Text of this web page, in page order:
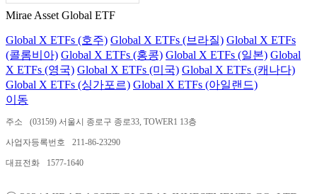
Mirae Asset Global ETF
Global X ETFs (호주) Global X ETFs (브라질) Global X ETFs
(콜롬비아) Global X ETFs (홍콩) Global X ETFs (일본) Global
X ETFs (영국) Global X ETFs (미국) Global X ETFs (캐나다)
Global X ETFs (싱가포르) Global X ETFs (아일랜드)
이동
주소 (03159) 서울시 종로구 종로33, TOWER1 13층
사업자등록번호 211-86-23290
대표전화 1577-1640